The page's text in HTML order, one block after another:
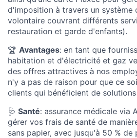
d'imposition à travers un système
volontaire couvrant différents
restauration et garde d'enfants).
🏆 Avantages: en tant que
habitation et d'électricité et gaz
des offres attractives à nos
n'y a pas de raison pour que ce
clients qui bénéficient de
🩺 Santé: assurance médicale via
gérer vos frais de santé de
sans papier, avec jusqu'à 50 % de